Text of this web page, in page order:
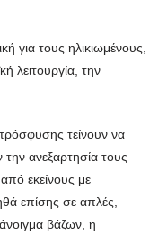
για τους ηλικιωμένους,
λειτουργία, την
τείνουν να
την ανεξαρτησία τους
από εκείνους με
επίσης σε απλές,
βάζων, η